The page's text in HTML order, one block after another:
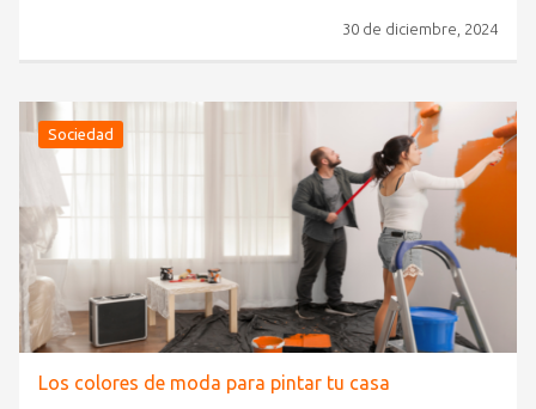
30 de diciembre, 2024
Sociedad
Los colores de moda para pintar tu casa